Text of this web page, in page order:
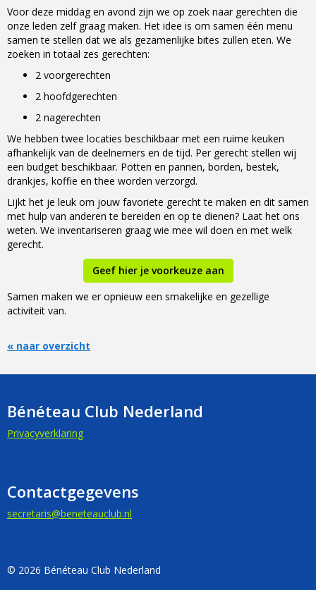
Voor deze middag en avond zijn we op zoek naar gerechten die
onze leden zelf graag maken. Het idee is om samen één menu
samen te stellen dat we als gezamenlijke bites zullen eten. We
zoeken in totaal zes gerechten:
2 voorgerechten
2 hoofdgerechten
2 nagerechten
We hebben twee locaties beschikbaar met een ruime keuken
afhankelijk van de deelnemers en de tijd. Per gerecht stellen wij
een budget beschikbaar. Potten en pannen, borden, bestek,
drankjes, koffie en thee worden verzorgd.
Lijkt het je leuk om jouw favoriete gerecht te maken en dit samen
met hulp van anderen te bereiden en op te dienen? Laat het ons
weten. We inventariseren graag wie mee wil doen en met welk
gerecht.
Geef hier je voorkeuze aan
Samen maken we er opnieuw een smakelijke en gezellige
activiteit van.
« naar overzicht
Bénéteau Club Nederland
Privacyverklaring
Contactgegevens
siraterces@beneteauclub.nl
© 2026 Bénéteau Club Nederland